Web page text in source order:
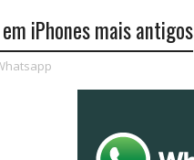
iPhones mais antigos